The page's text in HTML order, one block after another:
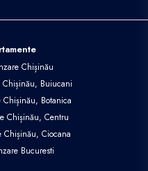
Chișinău
Chișinău, Buiucani
Chișinău, Botanica
Chișinău, Centru
Chișinău, Ciocana
Bucuresti